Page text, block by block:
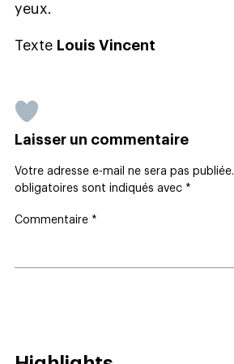
yeux.
Texte Louis Vincent
Laisser un commentaire
Votre adresse e-mail ne sera pas publiée.
obligatoires sont indiqués avec *
Commentaire *